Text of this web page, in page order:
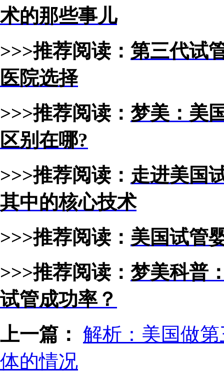
术的那些事儿
>>>推荐阅读： 第三代试
医院选择
>>>推荐阅读： 梦美：美
区别在哪?
>>>推荐阅读： 走进美国
其中的核心技术
>>>推荐阅读： 美国试管
>>>推荐阅读： 梦美科普
试管成功率？
上一篇： 解析：美国做
体的情况